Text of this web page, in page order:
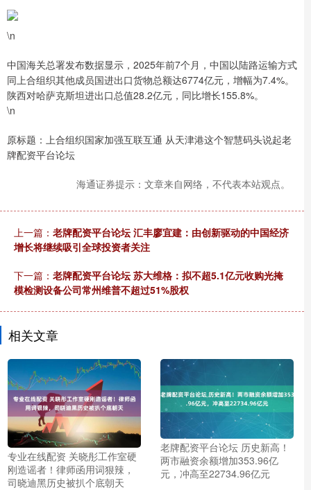
\n
中国海关总署发布数据显示，2025年前7个月，中国以陆路运输方式
同上合组织其他成员国进出口货物总额达6774亿元，增幅为7.4%。
陕西对哈萨克斯坦进出口总值28.2亿元，同比增长155.8%。
\n
原标题：上合组织国家加强互联互通 从天津港这个智慧码头说起老
牌配资平台论坛
海通证券提示：文章来自网络，不代表本站观点。
上一篇： 老牌配资平台论坛 汇丰廖宜建：由创新驱动的中国经济
增长将继续吸引全球投资者关注
下一篇： 老牌配资平台论坛 苏大维格：拟不超5.1亿元收购光掩
模检测设备公司常州维普不超过51%股权
相关文章
专业在线配资 关晓彤工作室硬
刚造谣者！律师函用词狠辣，
司晓迪黑历史被扒个底朝天
老牌配资平台论坛 历史新高！
两市融资余额增加353.96亿
元，冲高至22734.96亿元